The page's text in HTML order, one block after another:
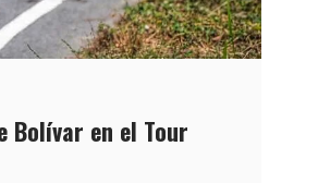
Bolívar en el Tour